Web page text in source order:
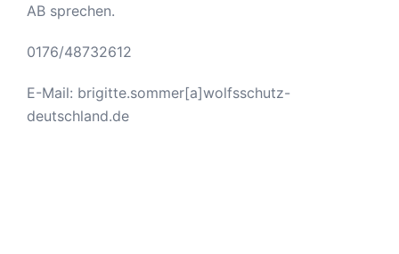
AB sprechen.
0176/48732612
E-Mail: brigitte.sommer[a]wolfsschutz-
deutschland.de